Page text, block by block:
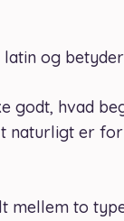
og betyder
godt, hvad
er
mellem to